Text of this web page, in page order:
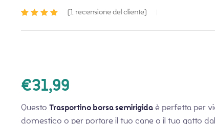
(1recensione del cliente)
€31,99
Questo Trasportino borsa semirigidaè perfetta per
domestico o per portare il tuo cane o il tuo gatto